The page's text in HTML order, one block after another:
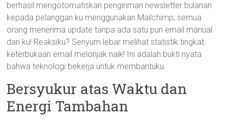
berhasil mengotomatiskan pengiriman newsletter bulanan
kepada pelanggan ku menggunakan Mailchimp; semua
orang menerima update tanpa ada satu pun email manual
dari ku! Reaksiku? Senyum lebar melihat statistik tingkat
keterbukaan email melonjak naik! Ini adalah bukti nyata
bahwa teknologi bekerja untuk membantuku.
Bersyukur atas Waktu dan
Energi Tambahan